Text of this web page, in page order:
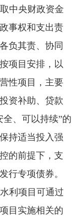
中央财政资金
事权和支出责
负其责、协同
项目安排，以
性项目，主要
资补助、贷款
、可以持续”的
持适当投入强
的前提下，支
行专项债券。
利项目可通过
目实施相关的